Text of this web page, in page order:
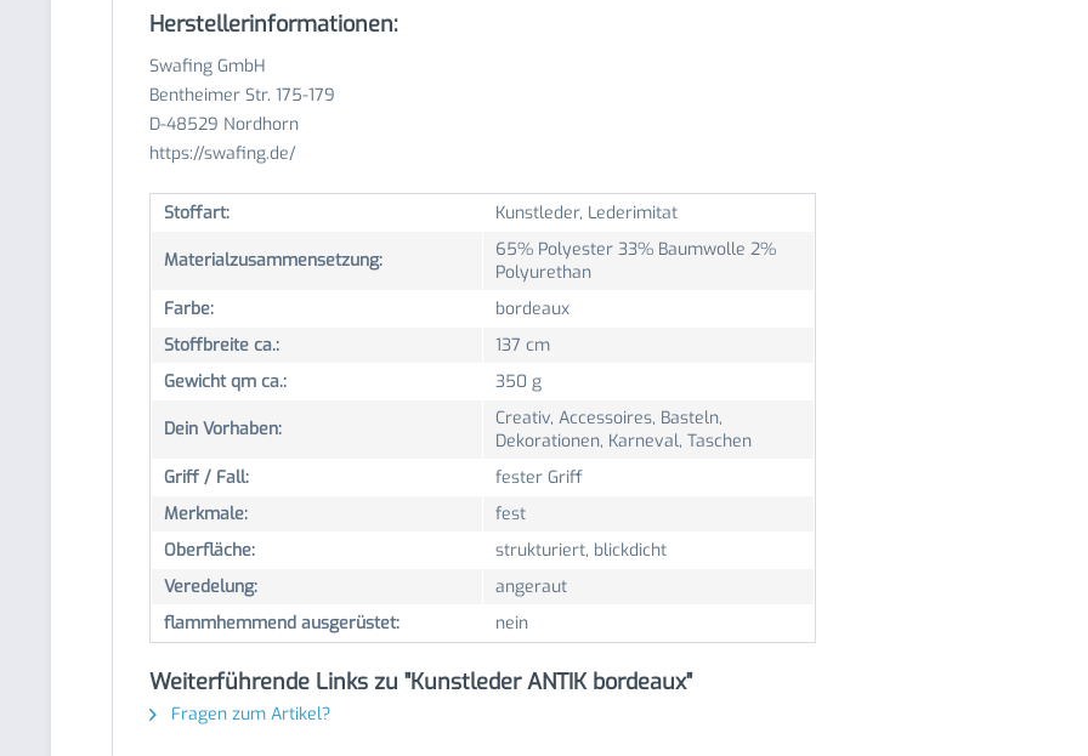
Herstellerinformationen:
Swafing GmbH
Bentheimer Str. 175-179
D-48529 Nordhorn
https://swafing.de/
Stoffart: Kunstleder, Lederimitat
Materialzusammensetzung:
65% Polyester 33% Baumwolle 2%
Polyurethan
Farbe:
bordeaux
Stoffbreite ca.:
137 cm
Gewicht qm ca.:
350 g
Dein Vorhaben:
Creativ, Accessoires, Basteln,
Dekorationen, Karneval, Taschen
Griff / Fall:
fester Griff
Merkmale:
fest
Oberfläche:
strukturiert, blickdicht
Veredelung:
angeraut
flammhemmend ausgerüstet:
nein
Weiterführende Links zu "Kunstleder ANTIK bordeaux"
Fragen zum Artikel?